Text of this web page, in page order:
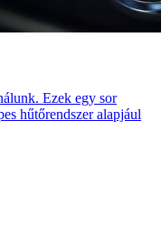
Ezek egy sor
hűtőrendszer alapjául